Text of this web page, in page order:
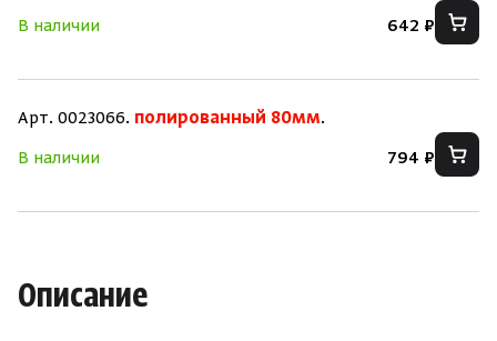
В наличии
642 ₽
Арт. 0023066. полированный 80мм.
В наличии
794 ₽
Описание